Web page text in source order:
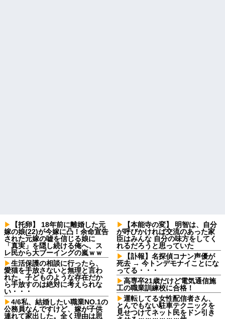
【托卵】 18年前に離婚した元
嫁の娘(22)が今嫁に凸！余命宣告
された元嫁の嘘を信じる娘に
「真実」を隠し続ける俺へ、ス
レ民から大ブーイングの嵐ｗｗ
生活保護の相談に行ったら、
愛猫を手放さないと無理と言わ
れた。子どものような存在だか
ら手放すのは絶対に考えられな
い・・・
4/6私、結婚したい職業NO.1の
公務員なんですけど、嫁が子供
連れて家出した。全く理由は思
【本能寺の変】 明智は、自分
が呼びかければ交流のあった家
臣はみんな 自分の味方をしてく
れるだろうと思っていた
【訃報】名探偵コナン声優が
死去 → 今トンデモナイことにな
ってる・・・
高専卒21歳だけど電気通信施
工の職業訓練校に合格！
運転してる女性配信者さん、
とんでもない駐車テクニックを
見せつけてネット民をドン引き